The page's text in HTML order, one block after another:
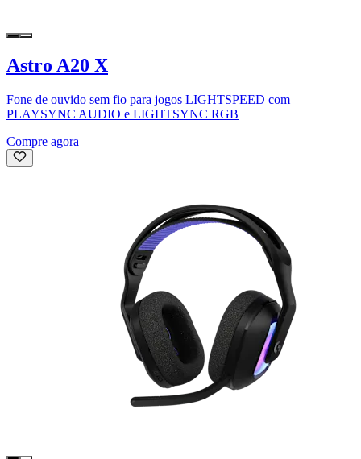
Astro A20 X
Fone de ouvido sem fio para jogos LIGHTSPEED com
PLAYSYNC AUDIO e LIGHTSYNC RGB
Compre agora